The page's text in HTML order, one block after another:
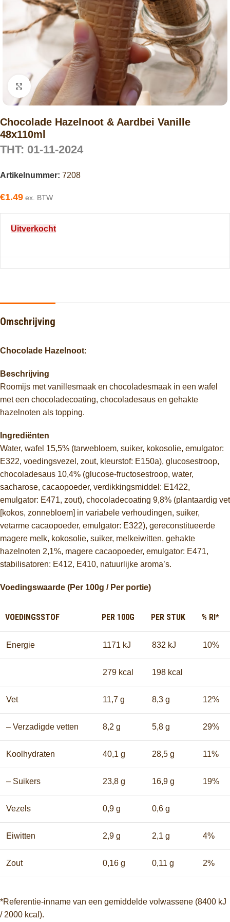
Click to enlarge
Chocolade Hazelnoot & Aardbei Vanille
48x110ml
THT: 01-11-2024
Artikelnummer: 7208
€1.49 ex. BTW
Uitverkocht
Omschrijving
Chocolade Hazelnoot:
Beschrijving
Roomijs met vanillesmaak en chocoladesmaak in een wafel
met een chocoladecoating, chocoladesaus en gehakte
hazelnoten als topping.
Ingrediënten
Water, wafel 15,5% (tarwebloem, suiker, kokosolie, emulgator:
E322, voedingsvezel, zout, kleurstof: E150a), glucosestroop,
chocoladesaus 10,4% (glucose-fructosestroop, water,
sacharose, cacaopoeder, verdikkingsmiddel: E1422,
emulgator: E471, zout), chocoladecoating 9,8% (plantaardig vet
[kokos, zonnebloem] in variabele verhoudingen, suiker,
vetarme cacaopoeder, emulgator: E322), gereconstitueerde
magere melk, kokosolie, suiker, melkeiwitten, gehakte
hazelnoten 2,1%, magere cacaopoeder, emulgator: E471,
stabilisatoren: E412, E410, natuurlijke aroma’s.
Voedingswaarde (Per 100g / Per portie)
VOEDINGSSTOF PER 100G PER STUK % RI*
Energie 1171 kJ 832 kJ 10%
279 kcal 198 kcal
Vet 11,7 g 8,3 g 12%
– Verzadigde vetten 8,2 g 5,8 g 29%
Koolhydraten 40,1 g 28,5 g 11%
– Suikers 23,8 g 16,9 g 19%
Vezels 0,9 g 0,6 g
Eiwitten 2,9 g 2,1 g 4%
Zout 0,16 g 0,11 g 2%
*Referentie-inname van een gemiddelde volwassene (8400 kJ
/ 2000 kcal).